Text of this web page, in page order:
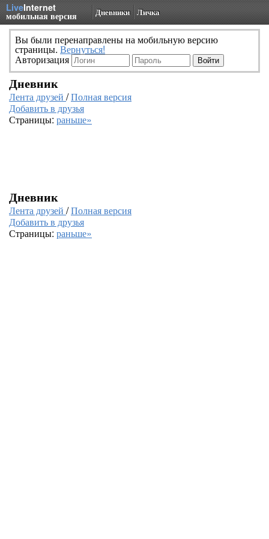
LiveInternet
мобильная версия Дневники Личка
Вы были перенаправлены на мобильную версию
страницы. Вернуться!
Авторизация
Дневник
Лента друзей /Полная версия
Добавить в друзья
Страницы: раньше»
Дневник
Лента друзей /Полная версия
Добавить в друзья
Страницы: раньше»